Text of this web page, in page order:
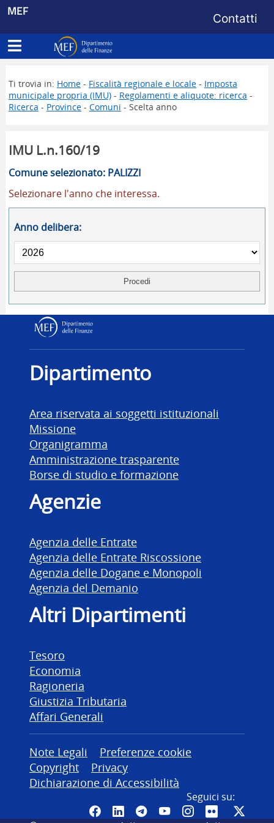
MEF Menu di
Contatti
Apri menu principale
Dipartimento delle Finanze
Ti trovia in: Home- Fiscalità regionale e locale- Imposta
municipale propria (IMU)- Regolamenti e aliquote: ricerca -
Ricerca - Province- Comuni - Scelta anno
IMU L.n.160/19
Comune selezionato: PALIZZI
Selezionare l'anno che interessa.
Anno delibera:
Dipartimento delle
Dipartimento
Area riservata ai soggetti istituzionali
Missione
Organigramma
Amministrazione trasparente
Borse di studio e formazione
Agenzie
Agenzia delle Entrate
Agenzia delle Entrate Riscossione
Agenzia delle Dogane e Monopoli
Agenzia del Demanio
Altri Dipartimenti
Tesoro
Economia
Ragioneria
Giustizia Tributaria
Affari Generali
Altre informazioni
Note Legali
Preferenze cookie
Copyright
Privacy
Dichiarazione di Accessibilità
Seguici su:
Pagina Facebook del MEF -
Canale LinkedIn del MEF
Canale Telegram del
Canale YouTube del
CanaleCanale